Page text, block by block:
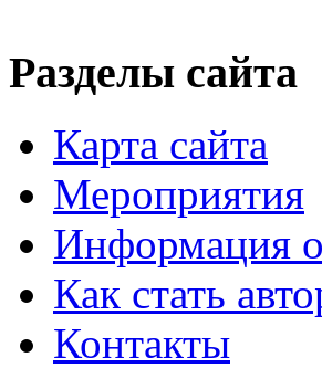
Разделы сайта
Карта сайта
Мероприятия
Информация
Как стать
Контакты